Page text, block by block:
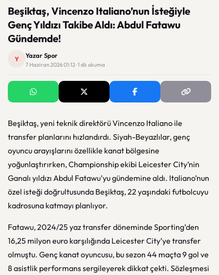
Beşiktaş, Vincenzo Italiano’nun İsteğiyle
Genç Yıldızı Takibe Aldı: Abdul Fatawu
Gündemde!
Y Yazar Spor
7 Haziran 2026 01:12 · 1 dk okuma
Beşiktaş, yeni teknik direktörü Vincenzo Italiano ile
transfer planlarını hızlandırdı. Siyah-Beyazlılar, genç
oyuncu arayışlarını özellikle kanat bölgesine
yoğunlaştırırken, Championship ekibi Leicester City’nin
Ganalı yıldızı Abdul Fatawu’yu gündemine aldı. Italiano’nun
özel isteği doğrultusunda Beşiktaş, 22 yaşındaki futbolcuyu
kadrosuna katmayı planlıyor.
Fatawu, 2024/25 yaz transfer döneminde Sporting’den
16,25 milyon euro karşılığında Leicester City’ye transfer
olmuştu. Genç kanat oyuncusu, bu sezon 44 maçta 9 gol ve
8 asistlik performans sergileyerek dikkat çekti. Sözleşmesi